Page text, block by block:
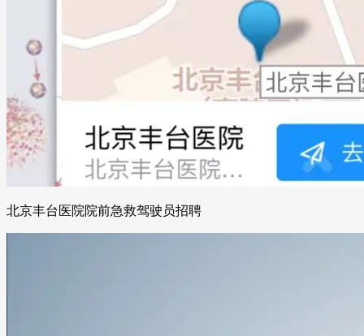
北京丰台医院院前急救驾驶员招聘